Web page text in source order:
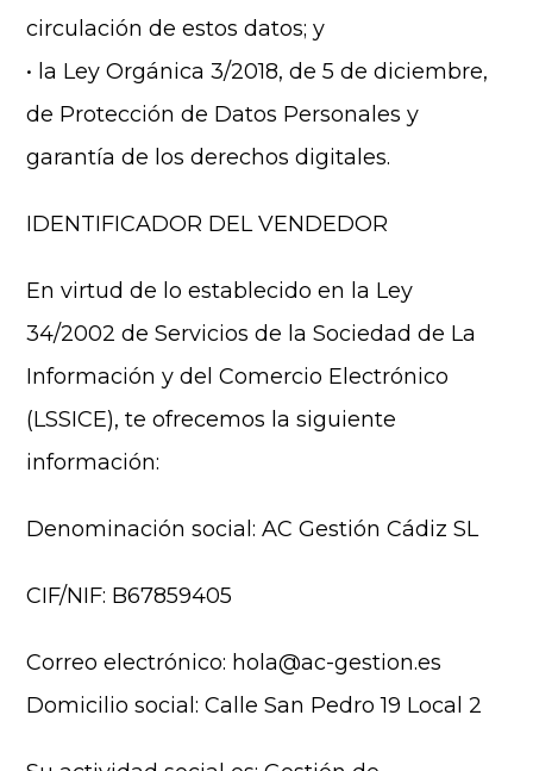
circulación de estos datos; y
• la Ley Orgánica 3/2018, de 5 de diciembre,
de Protección de Datos Personales y
garantía de los derechos digitales.
IDENTIFICADOR DEL VENDEDOR
En virtud de lo establecido en la Ley
34/2002 de Servicios de la Sociedad de La
Información y del Comercio Electrónico
(LSSICE), te ofrecemos la siguiente
información:
Denominación social: AC Gestión Cádiz SL
CIF/NIF: B67859405
Correo electrónico: hola@ac-gestion.es
Domicilio social: Calle San Pedro 19 Local 2